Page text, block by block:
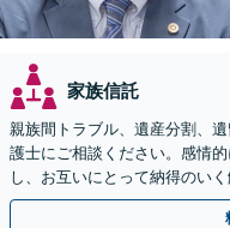
家族信託
親族間トラブル、遺産分割、
護士にご相談ください。感情
し、お互いにとって納得のい
日・夜間相談可】